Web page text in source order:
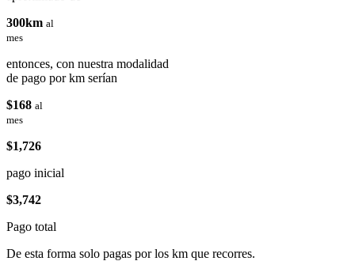
300km al
mes
entonces, con nuestra modalidad
de pago por km serían
$168 al
mes
$1,726
pago inicial
$3,742
Pago total
De esta forma solo pagas por los km que recorres.